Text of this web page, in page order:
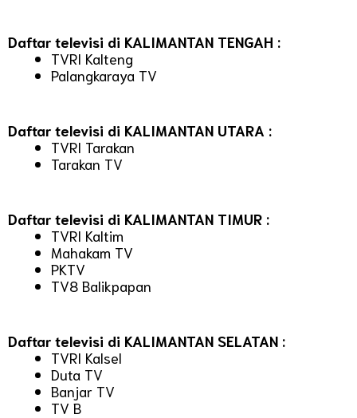
Daftar televisi di KALIMANTAN TENGAH :
TVRI Kalteng
Palangkaraya TV
Daftar televisi di KALIMANTAN UTARA :
TVRI Tarakan
Tarakan TV
Daftar televisi di KALIMANTAN TIMUR :
TVRI Kaltim
Mahakam TV
PKTV
TV8 Balikpapan
Daftar televisi di KALIMANTAN SELATAN :
TVRI Kalsel
Duta TV
Banjar TV
TV B